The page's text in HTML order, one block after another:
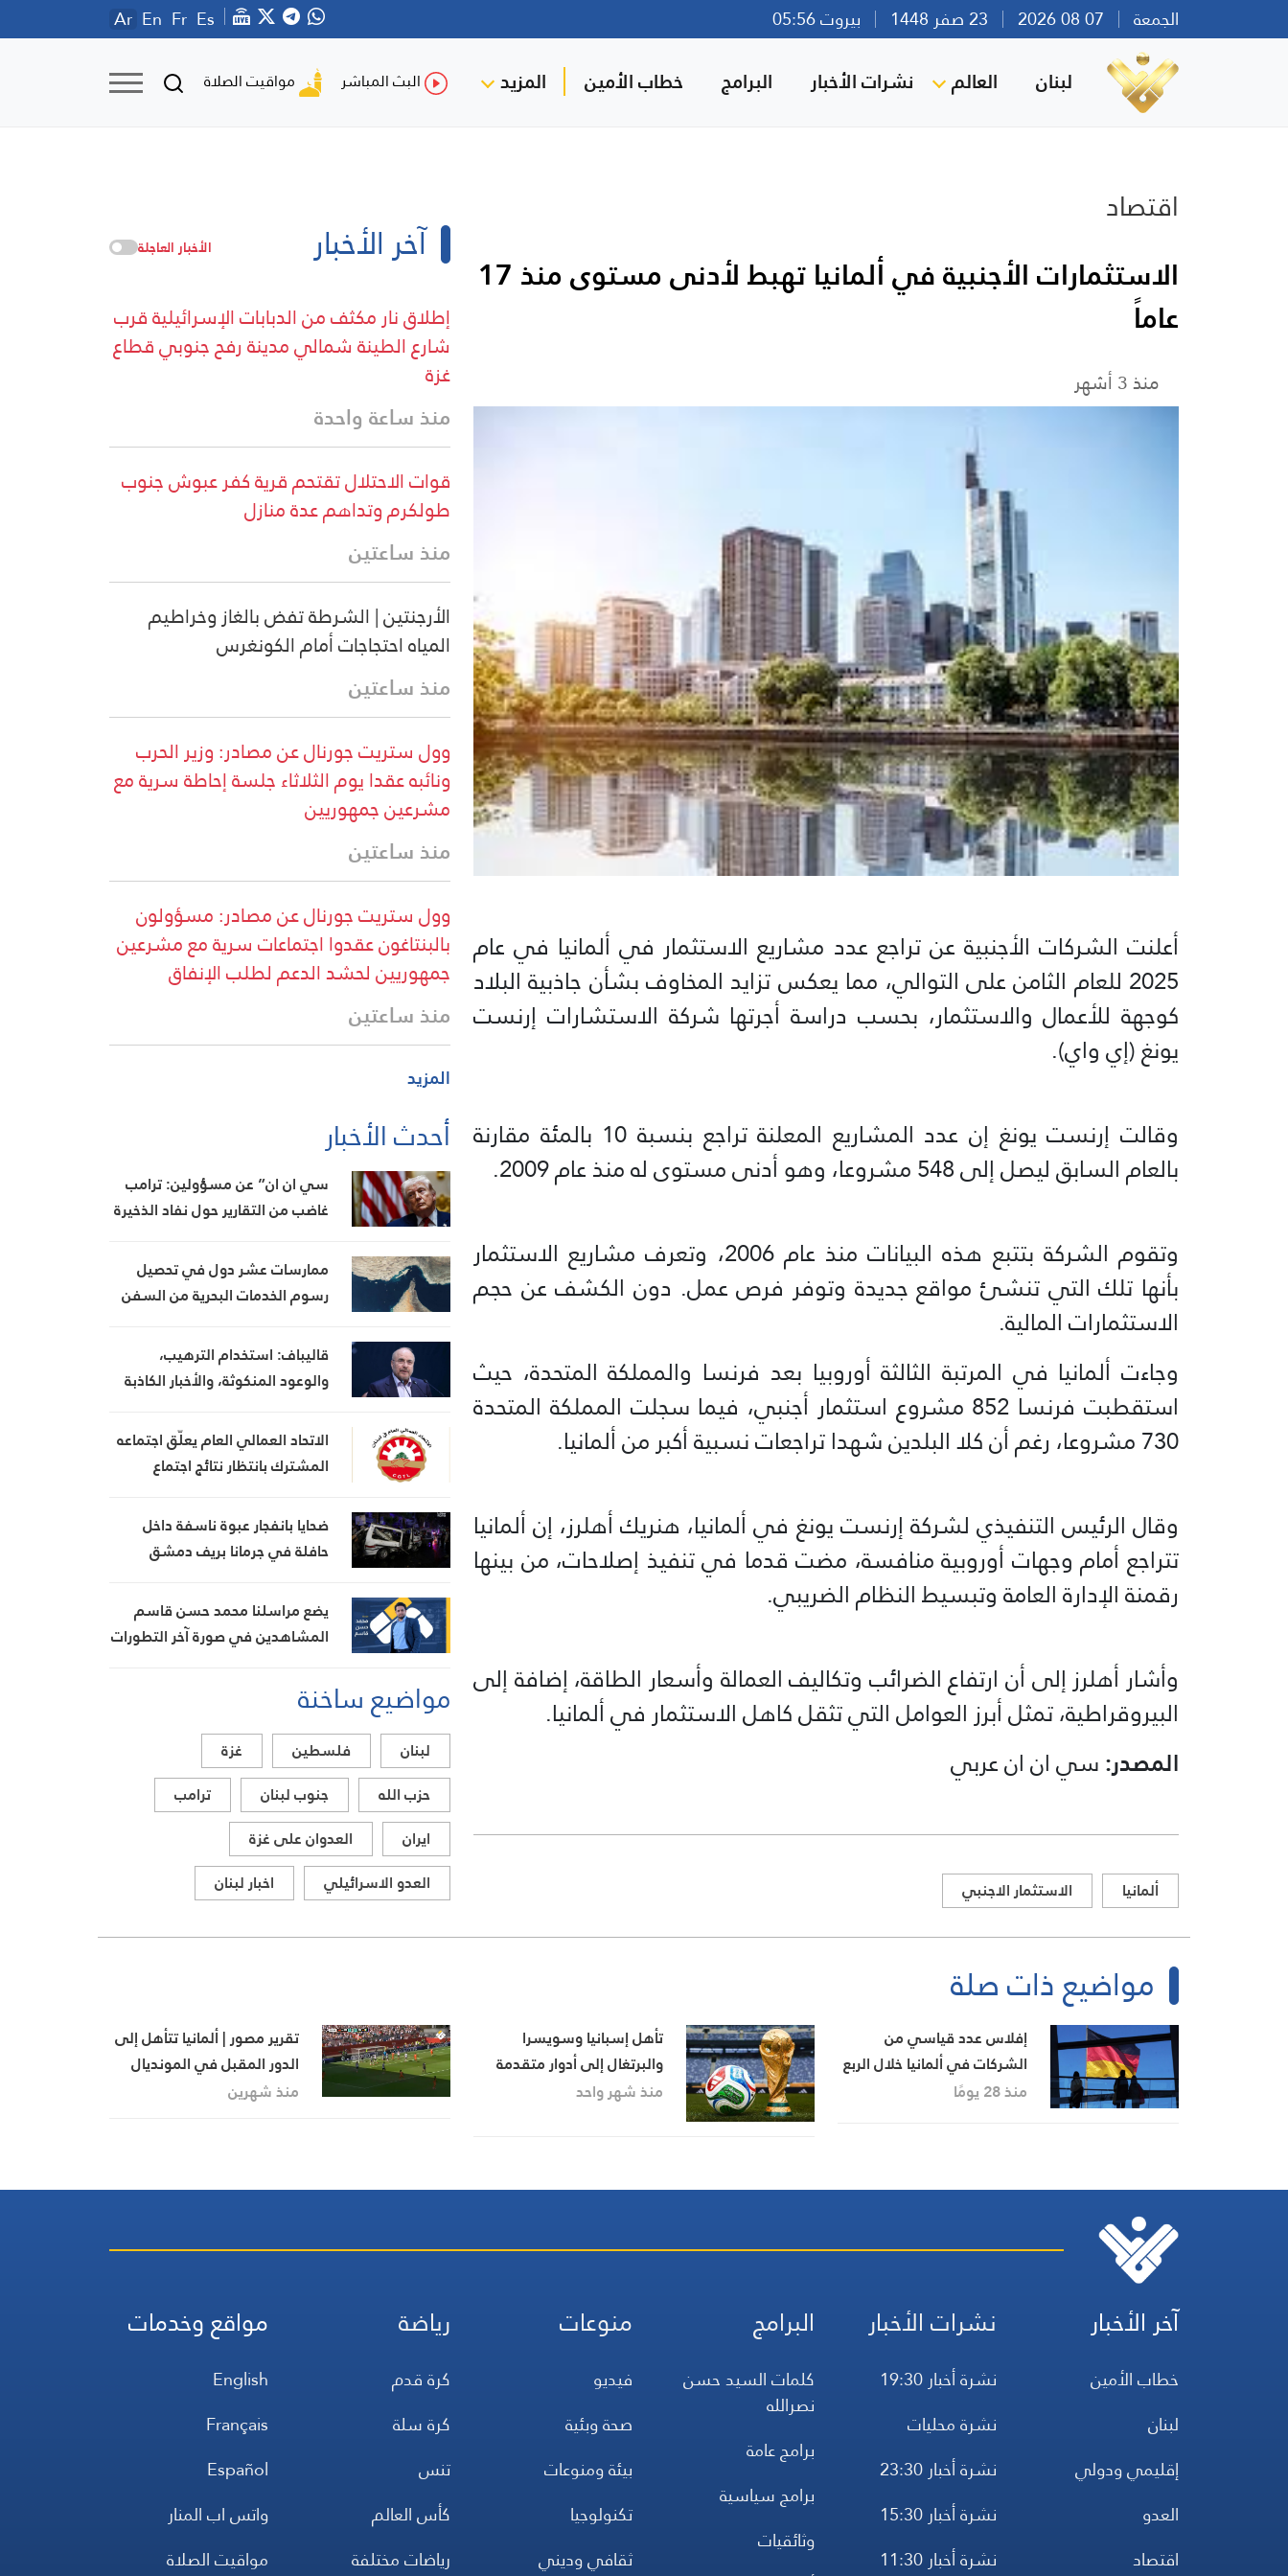
الجمعة بيروت 05:56 Ar En Fr Es
لبنان العالم نشرات الأخبار البرامج خطاب الأمين المزيد البث المباشر مواقيت الصلاة
اقتصاد
الاستثمارات الأجنبية في ألمانيا تهبط لأدنى مستوى منذ 17
عاماً
منذ 3 أشهر
أعلنت الشركات الأجنبية عن تراجع عدد مشاريع الاستثمار في ألمانيا في عام
2025 للعام الثامن على التوالي، مما يعكس تزايد المخاوف بشأن جاذبية البلاد
كوجهة للأعمال والاستثمار، بحسب دراسة أجرتها شركة الاستشارات إرنست
يونغ (إي واي).
وقالت إرنست يونغ إن عدد المشاريع المعلنة تراجع بنسبة 10 بالمئة مقارنة
بالعام السابق ليصل إلى 548 مشروعا، وهو أدنى مستوى له منذ عام 2009.
وتقوم الشركة بتتبع هذه البيانات منذ عام 2006، وتعرف مشاريع الاستثمار
بأنها تلك التي تنشئ مواقع جديدة وتوفر فرص عمل. دون الكشف عن حجم
الاستثمارات المالية.
وجاءت ألمانيا في المرتبة الثالثة أوروبيا بعد فرنسا والمملكة المتحدة، حيث
استقطبت فرنسا 852 مشروع استثمار أجنبي، فيما سجلت المملكة المتحدة
730 مشروعا، رغم أن كلا البلدين شهدا تراجعات نسبية أكبر من ألمانيا.
وقال الرئيس التنفيذي لشركة إرنست يونغ في ألمانيا، هنريك أهلرز، إن ألمانيا
تتراجع أمام وجهات أوروبية منافسة، مضت قدما في تنفيذ إصلاحات، من بينها
رقمنة الإدارة العامة وتبسيط النظام الضريبي.
وأشار أهلرز إلى أن ارتفاع الضرائب وتكاليف العمالة وأسعار الطاقة، إضافة إلى
البيروقراطية، تمثل أبرز العوامل التي تثقل كاهل الاستثمار في ألمانيا.
المصدر:سي ان ان عربي
ألمانيا الاستثمار الاجنبي
آخر الأخبار الأخبار العاجلة
إطلاق نار مكثف من الدبابات الإسرائيلية قرب
شارع الطينة شمالي مدينة رفح جنوبي قطاع
غزة
منذ ساعة واحدة
قوات الاحتلال تقتحم قرية كفر عبوش جنوب
طولكرم وتداهم عدة منازل
منذ ساعتين
الأرجنتين | الشرطة تفض بالغاز وخراطيم
المياه احتجاجات أمام الكونغرس
منذ ساعتين
وول ستريت جورنال عن مصادر: وزير الحرب
ونائبه عقدا يوم الثلاثاء جلسة إحاطة سرية مع
مشرعين جمهوريين
منذ ساعتين
وول ستريت جورنال عن مصادر: مسؤولون
بالبنتاغون عقدوا اجتماعات سرية مع مشرعين
جمهوريين لحشد الدعم لطلب الإنفاق
منذ ساعتين
المزيد
أحدث الأخبار
سي ان ان” عن مسؤولين: ترامب
غاضب من التقارير حول نفاد الذخيرة
المفاوضات
ممارسات عشر دول في تحصيل
رسوم الخدمات البحرية من السفن
قاليباف: استخدام الترهيب،
والوعود المنكوثة، والأخبار الكاذبة
الاتحاد العمالي العام يعلّق اجتماعه
المشترك بانتظار نتائج اجتماع
ضحايا بانفجار عبوة ناسفة داخل
حافلة في جرمانا بريف دمشق
يضع مراسلنا محمد حسن قاسم
المشاهدين في صورة آخر التطورات
المستجدات على الساحتين
السياسية والميدانية، إلى جانب
المواقف الرسمية وأبرز التطورات
ذات الصلة بالشأنين الداخلي
والإقليمي
مواضيع ساخنة
لبنان فلسطين
غزة
حزب الله
جنوب لبنان
ترامب
ايران
العدوان على غزة
العدو الاسرائيلي
اخبار لبنان
مواضيع ذات صلة
إفلاس عدد قياسي من
الشركات في ألمانيا خلال الربع
الثاني من 2026
منذ 28 يومًا
تأهل إسبانيا وسويسرا
والبرتغال إلى أدوار متقدمة
في كأس العالم.. وكلوب
منذ شهر واحد
تقرير مصور | ألمانيا تتأهل إلى
الدور المقبل في المونديال
وخروج مبكر لتونس
منذ شهرين
آخر الأخبار
خطاب الأمين
لبنان
إقليمي ودولي
العدو
اقتصاد
نشرات الأخبار
نشرة أخبار 19:30
نشرة محليات
نشرة أخبار 23:30
نشرة أخبار 15:30
نشرة أخبار 11:30
البرامج
كلمات السيد حسن
نصرالله
برامج عامة
برامج سياسية
وثائقيات
منوعات
فيديو
صحة وبئية
بيئة ومنوعات
تكنولوجيا
ثقافي وديني
رياضة
كرة قدم
كرة سلة
تنس
كأس العالم
رياضات مختلفة
مواقع وخدمات
English
Français
Español
واتس اب المنار
مواقيت الصلاة